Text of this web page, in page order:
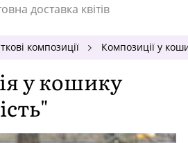
доставка квітів
композиції Композиції у
у кошику